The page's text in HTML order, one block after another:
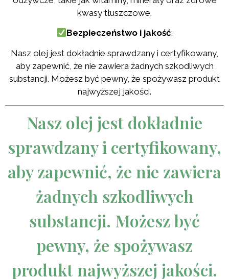
kwasy tłuszczowe.
Bezpieczeństwo i jakość:
Nasz olej jest dokładnie sprawdzany i certyfikowany,
aby zapewnić, że nie zawiera żadnych szkodliwych
substancji. Możesz być pewny, że spożywasz produkt
najwyższej jakości.
Nasz olej jest dokładnie
sprawdzany i certyfikowany,
aby zapewnić, że nie zawiera
żadnych szkodliwych
substancji. Możesz być
pewny, że spożywasz
produkt najwyższej jakości.